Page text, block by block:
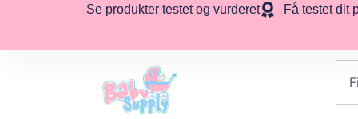
Se produkter testet og vurderet Få testet dit